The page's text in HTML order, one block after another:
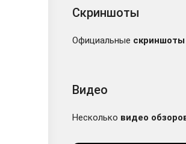
Скриншоты
Официальные скриншоты
Видео
Несколько видео